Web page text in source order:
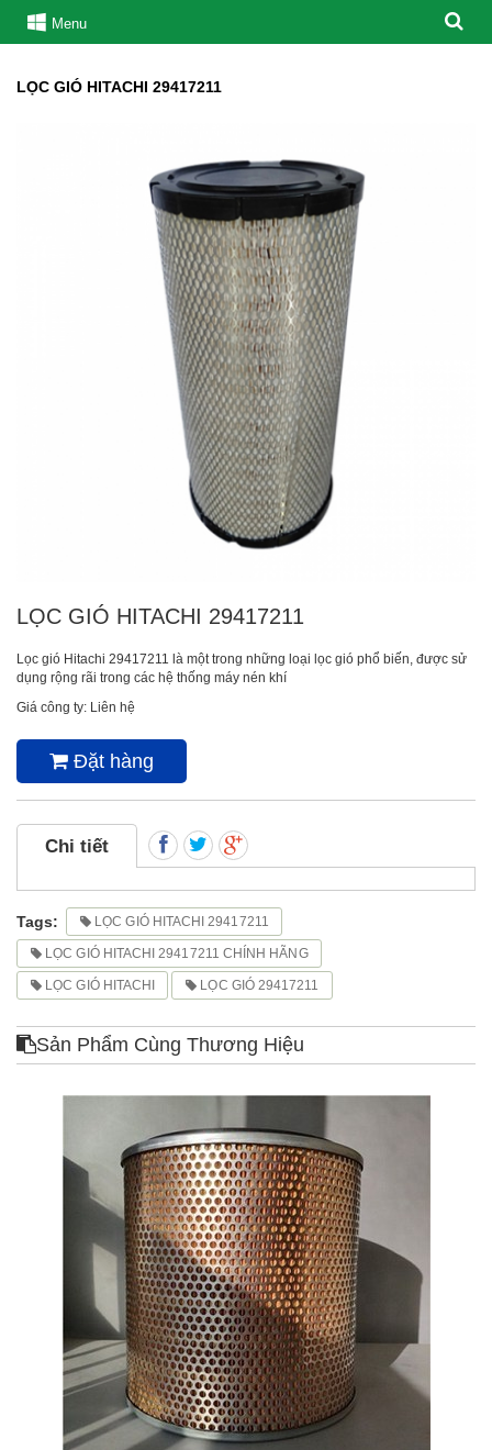
Menu
LỌC GIÓ HITACHI 29417211
LỌC GIÓ HITACHI 29417211
Lọc gió Hitachi 29417211 là một trong những loại lọc gió phổ biến, được sử
dụng rộng rãi trong các hệ thống máy nén khí
Giá công ty: Liên hệ
Đặt hàng
Chi tiết
Tags: LỌC GIÓ HITACHI 29417211
LỌC GIÓ HITACHI 29417211 CHÍNH HÃNG
LỌC GIÓ HITACHI LỌC GIÓ 29417211
Sản Phẩm Cùng Thương Hiệu